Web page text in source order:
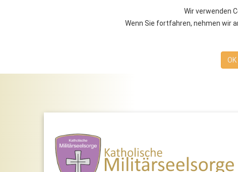
Wir verwenden
Wenn Sie fortfahren, nehmen wir
OK